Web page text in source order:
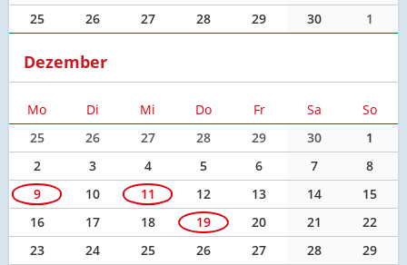
25
26 27 28 29 30 1
Dezember
Mo Di Mi Do Fr Sa
So
25
26 27 28 29 30
1
2
3 4 5 6 7
8
9
10 11 12 13 14
15
16
17 18 19 20 21
22
23
24 25 26 27 28
29